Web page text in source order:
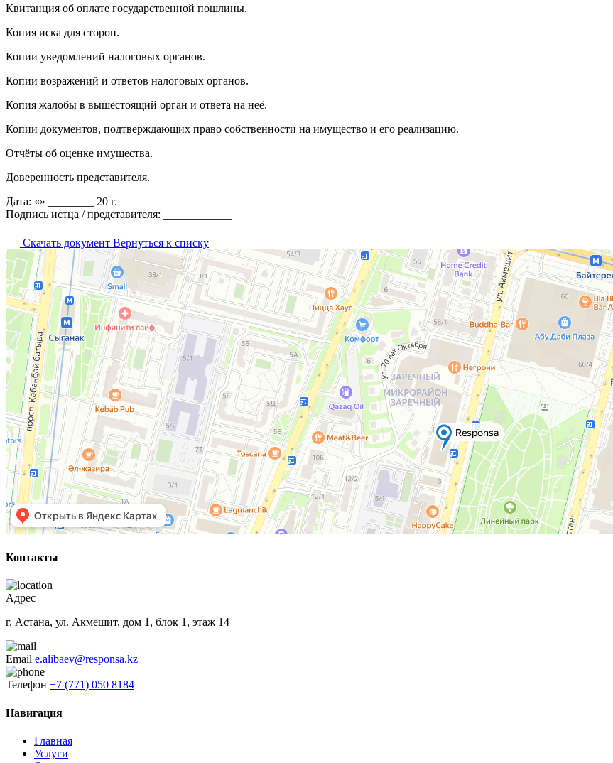
Квитанция об оплате государственной пошлины.
Копия иска для сторон.
Копии уведомлений налоговых органов.
Копии возражений и ответов налоговых органов.
Копия жалобы в вышестоящий орган и ответа на неё.
Копии документов, подтверждающих право собственности на имущество и его реализацию.
Отчёты об оценке имущества.
Доверенность представителя.
Дата: «» ________ 20 г.
Подпись истца / представителя: ____________
Скачать документ Вернуться к списку
Контакты
Адрес
г. Астана, ул. Акмешит, дом 1, блок 1, этаж 14
Email e.alibaev@responsa.kz
Телефон +7 (771) 050 8184
Навигация
Главная
Услуги